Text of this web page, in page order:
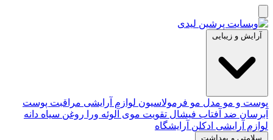
آرایش و زیبایی
پوست و مو مدل مو فرمولاسیون لوازم آرایشی مراقبت پوست
آبرسان ضد آفتاب فیشال تقویت موی آلوئه‌ ورا روغن سیاه دانه
لوازم آرایشی ادکلن آرایشگاه
سلامتی و بهداشت